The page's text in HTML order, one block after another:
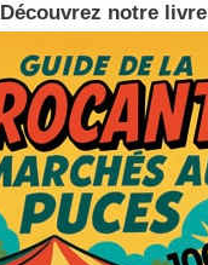
Découvrez notre livre